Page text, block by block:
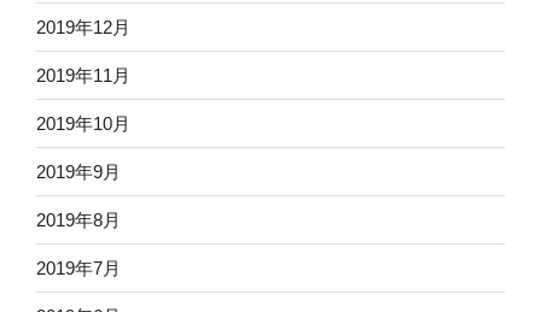
2019年12月
2019年11月
2019年10月
2019年9月
2019年8月
2019年7月